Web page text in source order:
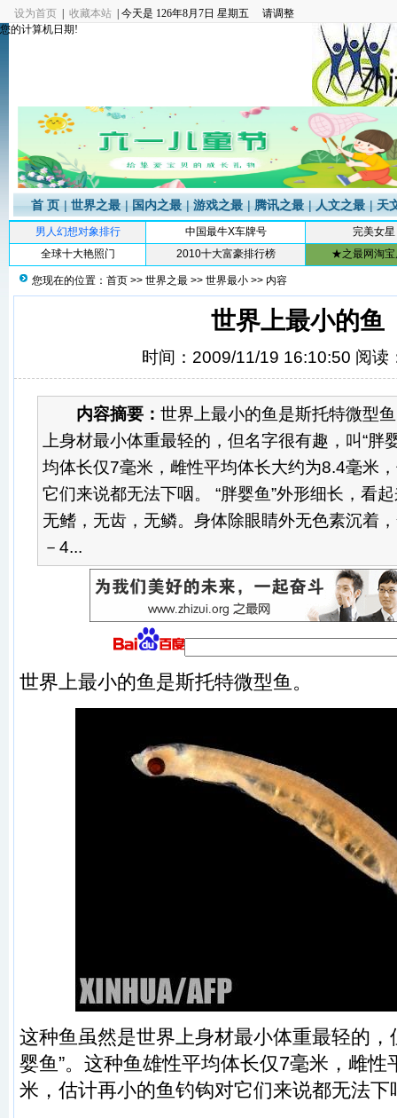
设为首页 收藏本站 | 今天是 126年8月7日 星期五 请调整
您的计算机日期!
首 页 |世界之最 |国内之最 |游戏之最 |腾讯之最 |人文之最 |天
男人幻想对象排行 中国最牛X车牌号
完美女星
全球十大艳照门
2010十大富豪排行榜 ★之最网淘
您现在的位置： 首页 >> 世界之最 >> 世界最小 >> 内容
世界上最小的鱼
时间：2009/11/19 16:10:50 阅读
内容摘要： 世界上最小的鱼是斯托特微型
上身材最小体重最轻的，但名字很有趣，叫“胖
均体长仅7毫米，雌性平均体长大约为8.4毫米
它们来说都无法下咽。 “胖婴鱼”外形细长，看
无鳍，无齿，无鳞。身体除眼睛外无色素沉着
－4...
世界上最小的鱼是斯托特微型鱼。
这种鱼虽然是世界上身材最小体重最轻的，
婴鱼”。这种鱼雄性平均体长仅7毫米，雌性
米，估计再小的鱼钓钩对它们来说都无法下